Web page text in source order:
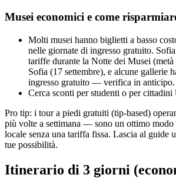
Musei economici e come
Molti musei hanno biglietti a basso
nelle giornate di ingresso gratuito.
tariffe durante la Notte dei Musei
Sofia (17 settembre), e alcune gallerie
ingresso gratuito — verifica in anticipo.
Cerca sconti per studenti o per cittadini
Pro tip: i tour a piedi gratuiti (tip-based)
più volte a settimana — sono un ottimo modo
locale senza una tariffa fissa. Lascia al guide
tue possibilità.
Itinerario di 3 giorni